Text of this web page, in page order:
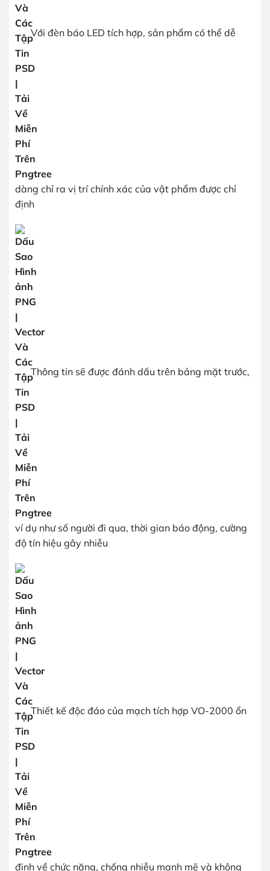
Với đèn báo LED tích hợp, sản phẩm có thể dễ
dàng chỉ ra vị trí chính xác của vật phẩm được chỉ
định
Thông tin sẽ được đánh dấu trên bảng mặt trước,
ví dụ như số người đi qua, thời gian báo động, cường
độ tín hiệu gây nhiễu
Thiết kế độc đáo của mạch tích hợp VO-2000 ổn
định về chức năng, chống nhiễu mạnh mẽ và không